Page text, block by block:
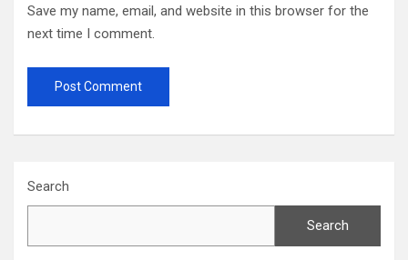
Save my name, email, and website in this browser for the
next time I comment.
Search
Search